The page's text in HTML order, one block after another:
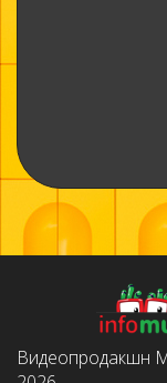
Видеопродакшн